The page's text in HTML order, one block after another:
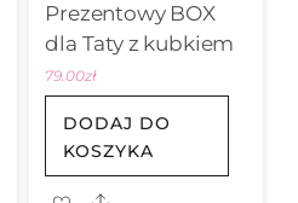
Prezentowy BOX
dla Taty z kubkiem
79.00zł
DODAJ DO
KOSZYKA